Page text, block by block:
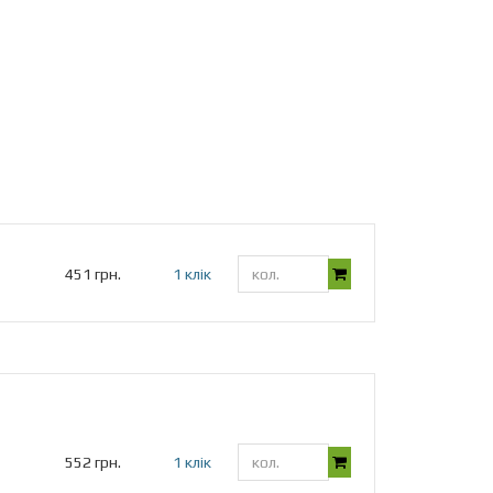
451 грн. 1 клік
552 грн. 1 клік